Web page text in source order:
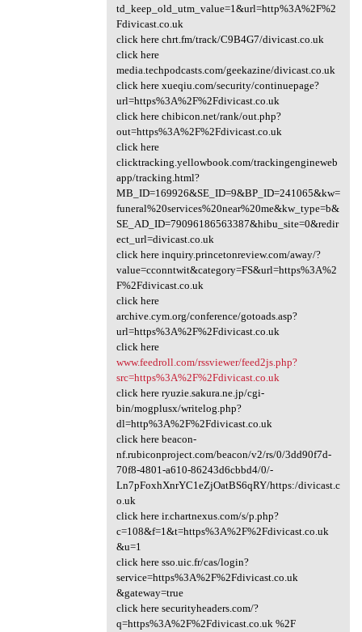
td_keep_old_utm_value=1&url=http%3A%2F%2
Fdivicast.co.uk
click here chrt.fm/track/C9B4G7/divicast.co.uk
click here
media.techpodcasts.com/geekazine/divicast.co.uk
click here xueqiu.com/security/continuepage?
url=https%3A%2F%2Fdivicast.co.uk
click here chibicon.net/rank/out.php?
out=https%3A%2F%2Fdivicast.co.uk
click here
clicktracking.yellowbook.com/trackingengineweb
app/tracking.html?
MB_ID=169926&SE_ID=9&BP_ID=241065&kw=
funeral%20services%20near%20me&kw_type=b&
SE_AD_ID=79096186563387&hibu_site=0&redir
ect_url=divicast.co.uk
click here inquiry.princetonreview.com/away/?
value=cconntwit&category=FS&url=https%3A%2
F%2Fdivicast.co.uk
click here
archive.cym.org/conference/gotoads.asp?
url=https%3A%2F%2Fdivicast.co.uk
click here
www.feedroll.com/rssviewer/feed2js.php?
src=https%3A%2F%2Fdivicast.co.uk
click here ryuzie.sakura.ne.jp/cgi-
bin/mogplusx/writelog.php?
dl=http%3A%2F%2Fdivicast.co.uk
click here beacon-
nf.rubiconproject.com/beacon/v2/rs/0/3dd90f7d-
70f8-4801-a610-86243d6cbbd4/0/-
Ln7pFoxhXnrYC1eZjOatBS6qRY/https:/divicast.c
o.uk
click here ir.chartnexus.com/s/p.php?
c=108&f=1&t=https%3A%2F%2Fdivicast.co.uk
&u=1
click here sso.uic.fr/cas/login?
service=https%3A%2F%2Fdivicast.co.uk
&gateway=true
click here securityheaders.com/?
q=https%3A%2F%2Fdivicast.co.uk %2F